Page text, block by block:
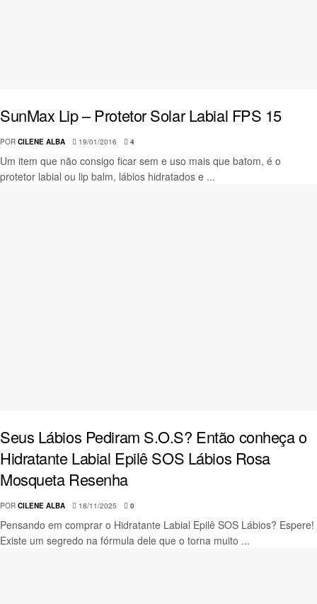
SunMax Lip – Protetor Solar Labial FPS 15
POR CILENE ALBA 19/01/2016 4
Um item que não consigo ficar sem e uso mais que batom, é o
protetor labial ou lip balm, lábios hidratados e ...
Seus Lábios Pediram S.O.S? Então conheça o
Hidratante Labial Epilê SOS Lábios Rosa
Mosqueta Resenha
POR CILENE ALBA 18/11/2025 0
Pensando em comprar o Hidratante Labial Epilê SOS Lábios? Espere!
Existe um segredo na fórmula dele que o torna muito ...